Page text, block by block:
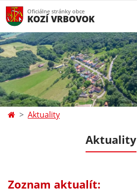
Oficiálne stránky obce
KOZÍ VRBOVOK
Aktuality
Aktuality
Zoznam aktualít: